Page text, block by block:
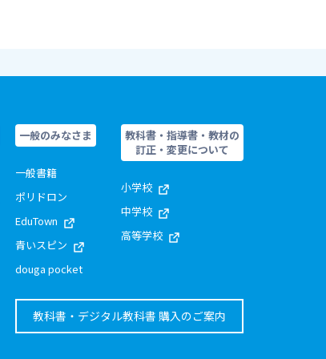
一般のみなさま
一般書籍
ポリドロン
EduTown
青いスピン
douga pocket
教科書・指導書・教材の
訂正・変更について
小学校
中学校
高等学校
教科書・デジタル教科書 購入のご案内